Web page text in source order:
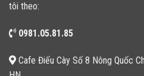
tôi theo:
0981.05.81.85
Cafe Điếu Cày Số 8 Nông Quốc